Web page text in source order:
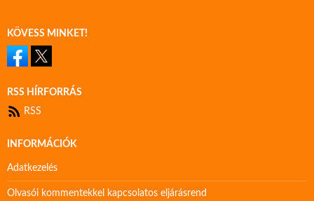
KÖVESS MINKET!
RSS HÍRFORRÁS
RSS
INFORMÁCIÓK
Adatkezelés
Olvasói kommentekkel kapcsolatos eljárásrend